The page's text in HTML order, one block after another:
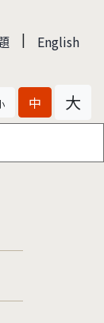
| English
中 大